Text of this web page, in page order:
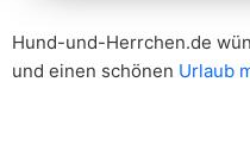
Hund-und-Herrchen.de
und einen schönen Urlaub